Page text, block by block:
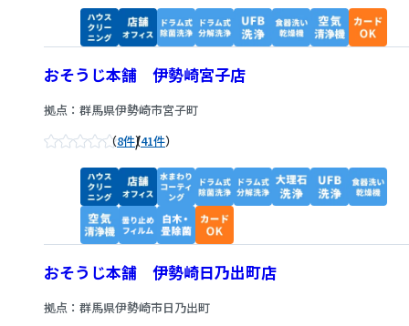
おそうじ本舗 伊勢崎宮子店
拠点：群馬県伊勢崎市宮子町
8件/41件
おそうじ本舗 伊勢崎日乃出町店
拠点：群馬県伊勢崎市日乃出町